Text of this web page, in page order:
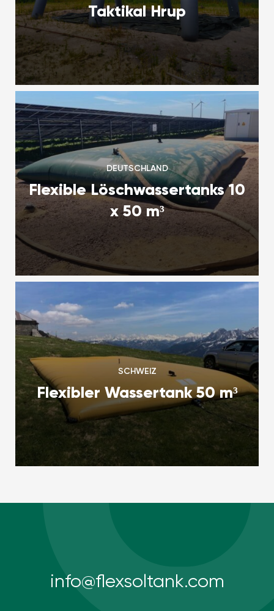
Taktikal Hrup
DEUTSCHLAND
Flexible Löschwassertanks 10
x 50 m³
SCHWEIZ
Flexibler Wassertank 50 m³
info@flexsoltank.com